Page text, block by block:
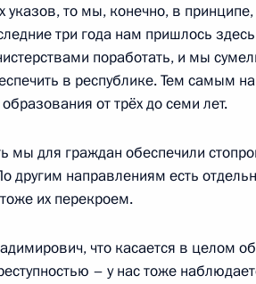
Председателя
Москва, Кремль
четверг
указов, то мы, конечно, в
три года нам пришлось
поработать, и мы
в республике. Тем самым
от трёх до семи лет.
мы для граждан обеспечили
другим направлениям есть
их перекроем.
что касается в целом
– у нас тоже